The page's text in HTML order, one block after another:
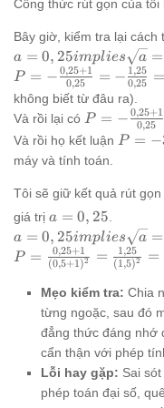
(\sqrt{a}-1)}
{\sqrt{a}
(\sqrt{a}+1)} =
\frac{\sqrt{a}+1
+ a - \sqrt{a}}
{\sqrt{a}
(\sqrt{a}+1)} =
\frac{a+1}
{\sqrt{a}
(\sqrt{a}+1)}
{\sqrt{a}+1} =
\frac{(\sqrt{a}-1)
(\sqrt{a}+1) +
2sqrt{a}}
{\sqrt{a}
(\sqrt{a}+1)} =
\frac{a-
1+2sqrt{a}}
{\sqrt{a}
(\sqrt{a}+1)}
\frac{a+1}
{(\sqrt{a}+1)^2}
Công thức rút gọn của tôi
Bây giờ, kiểm tra lại cách
a=0,25
implies
\sqrt{a}=0,5
a = 0, 25implies a =
P = -
\frac{0,25+1}
{0,25} = -
\frac{1,25}
{0,25} = -5
P = − 0,25
0,25+1 = − 0,25
1,25 =
không biết từ đâu ra).
Và rồi lại có P=-
{0,25} = -5
P = − 0,25
0,25+1
Và rồi họ kết luận P=-3
P = −
máy và tính toán.
Tôi sẽ giữ kết quả rút
giá trị a=0,25
a = 0, 25
a = 0,25
implies
\sqrt{a}
= 0,5
a = 0, 25implies a =
P =
\frac{0,25
+ 1}{(0,5
+ 1)^2} =
\frac{1,25}
{(1,5)^2}
\frac{1,25}
{2,25} =
P = (0,5+1 )2
0,25+1 = (1 ,5)2
1,25 =
Mẹo kiểm tra: Chia
từng ngoặc, sau đó
đẳng thức đáng nhớ
cẩn thận với phép
Lỗi hay gặp: Sai
phép toán đại số,